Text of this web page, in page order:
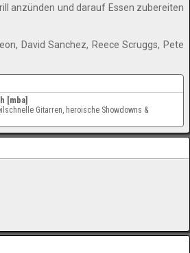
anzünden und darauf Essen zubereiten
David Sanchez, Reece Scruggs, Pete
[mba]
Gitarren, heroische Showdowns &